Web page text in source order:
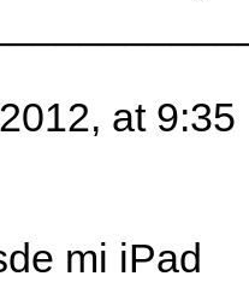
at
mi iPad